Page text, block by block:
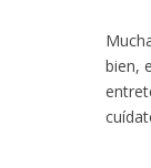
bien,